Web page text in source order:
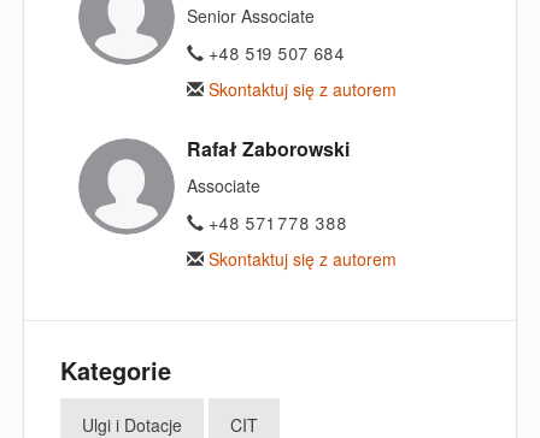
Senior Associate
+48 519 507 684
Skontaktuj się z autorem
Rafał Zaborowski
Associate
+48 571 778 388
Skontaktuj się z autorem
Kategorie
Ulgi i Dotacje CIT